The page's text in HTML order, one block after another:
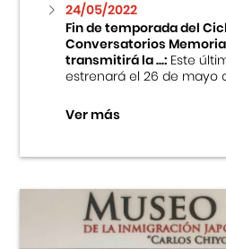
24/05/2022
Fin de temporada del
Conversatorios
transmitirá la ...:Este
estrenará el 26 de mayo
Ver más